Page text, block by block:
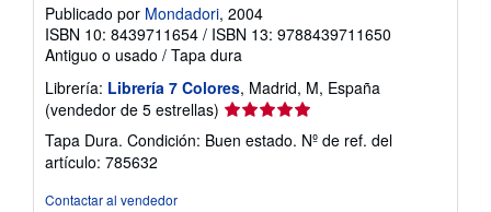
Publicado por Mondadori, 2004
ISBN 10: 8439711654 / ISBN 13: 9788439711650
Antiguo o usado / Tapa dura
Librería: Librería 7 Colores, Madrid, M, España
(vendedor de 5 estrellas) Calificación
vendedor:
Tapa Dura. Condición: Buen estado. Nº de ref. del
artículo: 785632
Contactar al vendedor